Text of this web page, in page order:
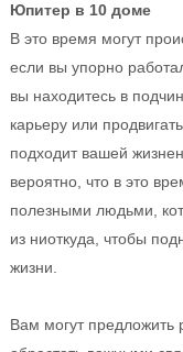
Юпитер в 10 доме
В это время могут
если вы упорно
вы находитесь в
карьеру или
подходит вашей
вероятно, что в это
полезными людьми,
из ниоткуда, чтобы
жизни.
Вам могут предложить